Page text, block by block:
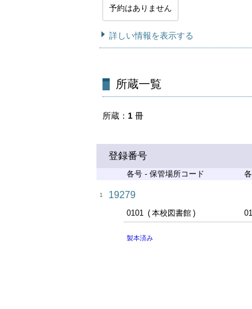
予約はありません
詳しい情報を表示する
所蔵一覧
所蔵 1 冊
登録番号
各号 - 保管場所コード
1 19279
0101 本校図書館
製本済み